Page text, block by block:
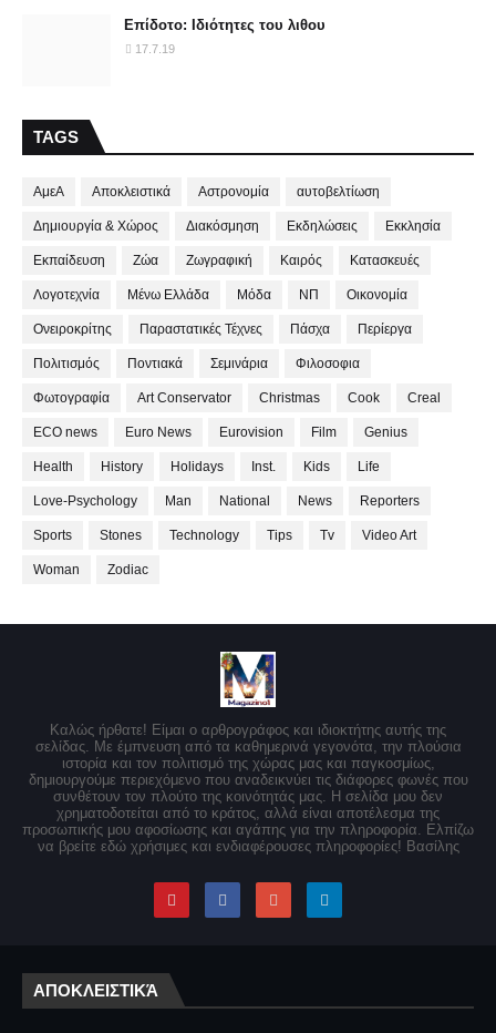
Επίδοτο: Ιδιότητες του λιθου
17.7.19
TAGS
ΑμεΑ Αποκλειστικά Αστρονομία αυτοβελτίωση
Δημιουργία & Χώρος Διακόσμηση Εκδηλώσεις Εκκλησία
Εκπαίδευση Ζώα Ζωγραφική Καιρός Κατασκευές
Λογοτεχνία Μένω Ελλάδα Μόδα ΝΠ Οικονομία
Ονειροκρίτης Παραστατικές Τέχνες Πάσχα Περίεργα
Πολιτισμός Ποντιακά Σεμινάρια Φιλοσοφια
Φωτογραφία Art Conservator Christmas Cook Creal
ECO news Euro News Eurovision Film Genius
Health History Holidays Inst. Kids Life
Love-Psychology Man National News Reporters
Sports Stones Technology Tips Tv Video Art
Woman Zodiac
Καλώς ήρθατε! Είμαι ο αρθρογράφος και ιδιοκτήτης αυτής της
σελίδας. Με έμπνευση από τα καθημερινά γεγονότα, την πλούσια
ιστορία και τον πολιτισμό της χώρας μας και παγκοσμίως,
δημιουργούμε περιεχόμενο που αναδεικνύει τις διάφορες φωνές που
συνθέτουν τον πλούτο της κοινότητάς μας. Η σελίδα μου δεν
χρηματοδοτείται από το κράτος, αλλά είναι αποτέλεσμα της
προσωπικής μου αφοσίωσης και αγάπης για την πληροφορία. Ελπίζω
να βρείτε εδώ χρήσιμες και ενδιαφέρουσες πληροφορίες! Βασίλης
ΑΠΟΚΛΕΙΣΤΙΚΆ